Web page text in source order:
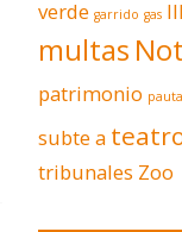
verde garrido gas
multas
patrimonio pauta
subte a
tribunales Zoo